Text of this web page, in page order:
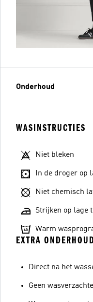
Onderhoud
WASINSTRUCTIES
Niet bleken
In de droger op
Niet chemisch
Strijken op lage
Warm
EXTRA
Direct na het
Geen